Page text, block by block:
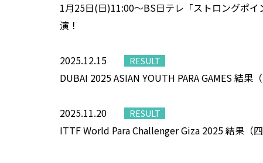
1月25日(日)11:00～BS日テレ「ストロングポ
演！
2025.12.15 RESULT
DUBAI 2025 ASIAN YOUTH PARA GAMES 結果（
2025.11.20 RESULT
ITTF World Para Challenger Giza 2025 結果（四